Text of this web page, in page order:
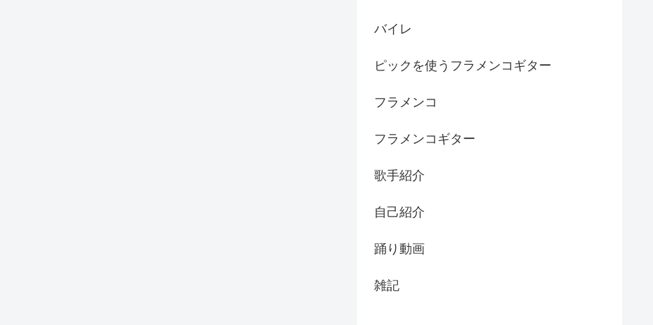
バイレ
ピックを使うフラメンコギター
フラメンコ
フラメンコギター
歌手紹介
自己紹介
踊り動画
雑記